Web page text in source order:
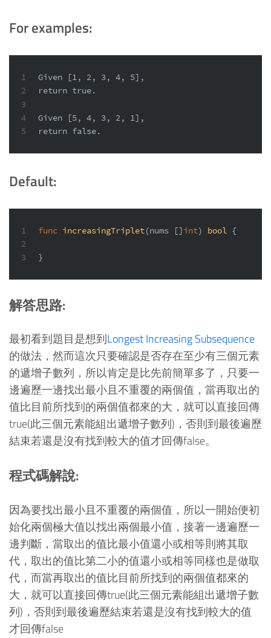
For examples:
1
2
3
4
5
Given [1, 2, 3, 4, 5],
return true.
Given [5, 4, 3, 2, 1],
return false.
Default:
1
2
3
func increasingTriplet(nums []int) bool {
}
解答思路:
最初看到題目是想到Longest Increasing Subsequence
的做法，然而這次只要確認是否存在至少有三個元素
的遞增子數列，所以肯定是比先前簡單多了，只要一
邊遍歷一邊找出最小且不重覆的兩個值，當再取出的
值比目前所找到的兩個值都來的大，就可以直接回傳
true(此三個元素能組出遞增子數列)，否則到最後遍歷
結束若還是沒有找到較大的值才回傳false。
程式碼解說:
因為要找出最小且不重覆的兩個值，所以一開始便初
始化兩個極大值以找出兩個最小值，接著一邊遍歷一
邊判斷，當取出的值比最小值還小或相等則將其取
代，取出的值比第二小的值還小或相等同樣也是做取
代，而當再取出的值比目前所找到的兩個值都來的
大，就可以直接回傳true(此三個元素能組出遞增子數
列)，否則到最後遍歷結束若還是沒有找到較大的值
才回傳false